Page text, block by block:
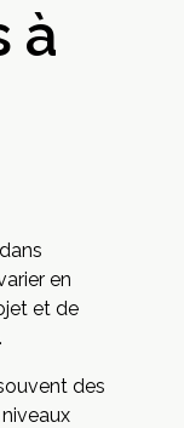
à
en
et de
des